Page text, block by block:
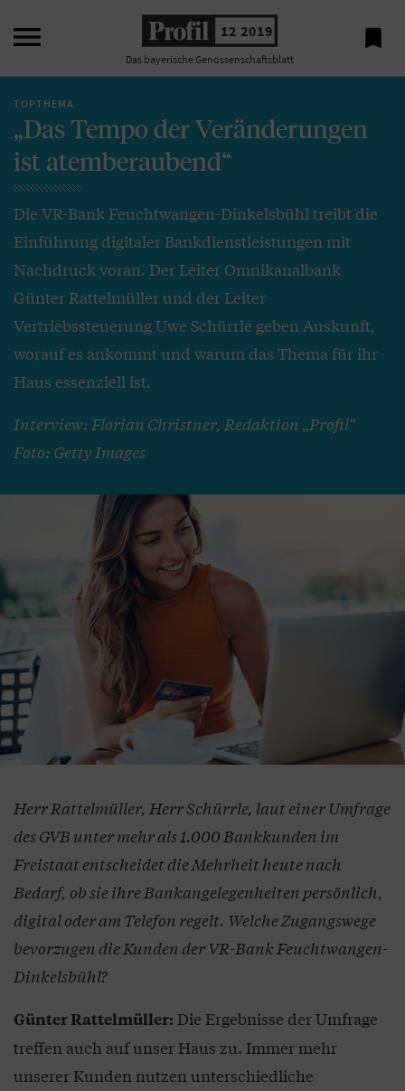
 12 2019
Das bayerische Genossenschaftsblatt

TOPTHEMA
„Das Tempo der Veränderungen
ist atemberaubend“
Die VR-Bank Feuchtwangen-Dinkelsbühl treibt die
Einführung digitaler Bankdienstleistungen mit
Nachdruck voran. Der Leiter Omnikanalbank
Günter Rattelmüller und der Leiter
Vertriebssteuerung Uwe Schürrle geben Auskunft,
worauf es ankommt und warum das Thema für ihr
Haus essenziell ist.
Interview: Florian Christner, Redaktion „Profil“
Foto: Getty Images
Herr Rattelmüller, Herr Schürrle, laut einer Umfrage
des GVB unter mehr als 1.000 Bankkunden im
Freistaat entscheidet die Mehrheit heute nach
Bedarf, ob sie ihre Bankangelegenheiten persönlich,
digital oder am Telefon regelt. Welche Zugangswege
bevorzugen die Kunden der VR-Bank Feuchtwangen-
Dinkelsbühl?
Günter Rattelmüller: Die Ergebnisse der Umfrage
treffen auch auf unser Haus zu. Immer mehr
unserer Kunden nutzen unterschiedliche